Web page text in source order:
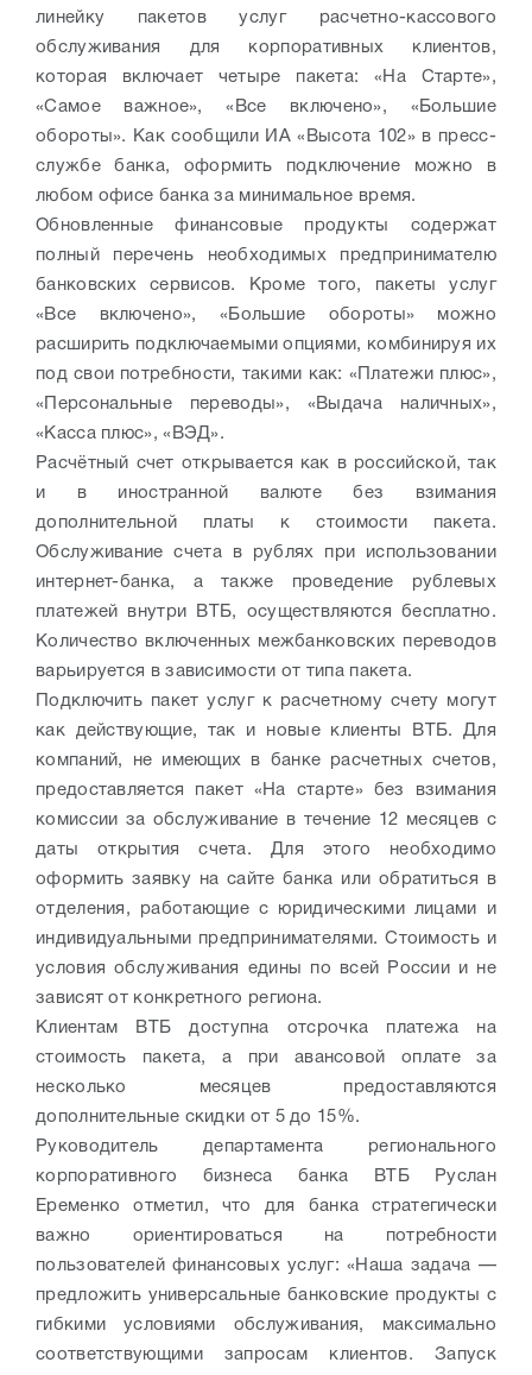
линейку пакетов услуг расчетно-кассового
обслуживания для корпоративных клиентов,
которая включает четыре пакета: «На Старте»,
«Самое важное», «Все включено», «Большие
обороты». Как сообщили ИА «Высота 102» в пресс-
службе банка, оформить подключение можно в
любом офисе банка за минимальное время.
Обновленные финансовые продукты содержат
полный перечень необходимых предпринимателю
банковских сервисов. Кроме того, пакеты услуг
«Все включено», «Большие обороты» можно
расширить подключаемыми опциями, комбинируя их
под свои потребности, такими как: «Платежи плюс»,
«Персональные переводы», «Выдача наличных»,
«Касса плюс», «ВЭД».
Расчётный счет открывается как в российской, так
и в иностранной валюте без взимания
дополнительной платы к стоимости пакета.
Обслуживание счета в рублях при использовании
интернет-банка, а также проведение рублевых
платежей внутри ВТБ, осуществляются бесплатно.
Количество включенных межбанковских переводов
варьируется в зависимости от типа пакета.
Подключить пакет услуг к расчетному счету могут
как действующие, так и новые клиенты ВТБ. Для
компаний, не имеющих в банке расчетных счетов,
предоставляется пакет «На старте» без взимания
комиссии за обслуживание в течение 12 месяцев с
даты открытия счета. Для этого необходимо
оформить заявку на сайте банка или обратиться в
отделения, работающие с юридическими лицами и
индивидуальными предпринимателями. Стоимость и
условия обслуживания едины по всей России и не
зависят от конкретного региона.
Клиентам ВТБ доступна отсрочка платежа на
стоимость пакета, а при авансовой оплате за
несколько месяцев предоставляются
дополнительные скидки от 5 до 15%.
Руководитель департамента регионального
корпоративного бизнеса банка ВТБ Руслан
Еременко отметил, что для банка стратегически
важно ориентироваться на потребности
пользователей финансовых услуг: «Наша задача —
предложить универсальные банковские продукты с
гибкими условиями обслуживания, максимально
соответствующими запросам клиентов. Запуск